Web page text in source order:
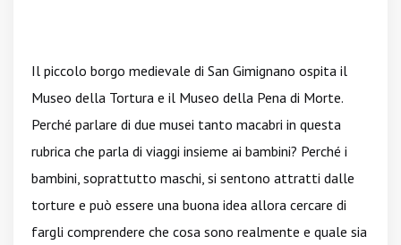
Il piccolo borgo medievale di San Gimignano ospita il
Museo della Tortura e il Museo della Pena di Morte.
Perché parlare di due musei tanto macabri in questa
rubrica che parla di viaggi insieme ai bambini? Perché i
bambini, soprattutto maschi, si sentono attratti dalle
torture e può essere una buona idea allora cercare di
fargli comprendere che cosa sono realmente e quale sia